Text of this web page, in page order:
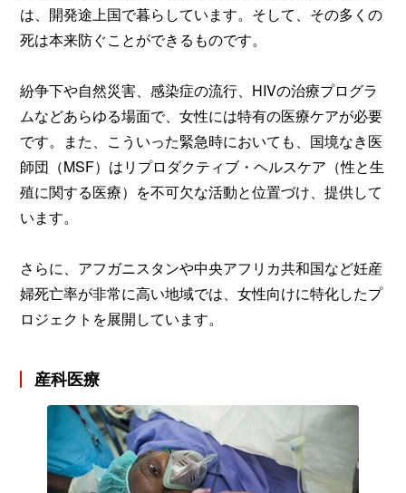
は、開発途上国で暮らしています。そして、その多くの
死は本来防ぐことができるものです。
紛争下や自然災害、感染症の流行、HIVの治療プログラ
ムなどあらゆる場面で、女性には特有の医療ケアが必要
です。また、こういった緊急時においても、国境なき医
師団（MSF）はリプロダクティブ・ヘルスケア（性と生
殖に関する医療）を不可欠な活動と位置づけ、提供して
います。
さらに、アフガニスタンや中央アフリカ共和国など妊産
婦死亡率が非常に高い地域では、女性向けに特化したプ
ロジェクトを展開しています。
産科医療